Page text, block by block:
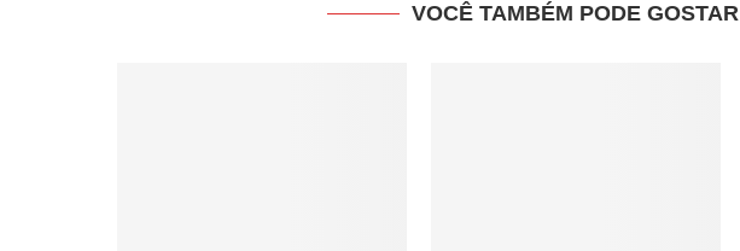
VOCÊ TAMBÉM PODE GOSTAR